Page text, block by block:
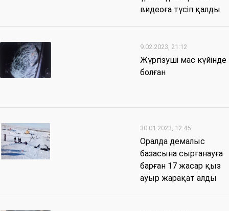
видеоға түсіп қалды
9.02.2023, 21:12
Жүргізуші мас күйінде
болған
30.01.2023, 12:45
Оралда демалыс
базасына сырғанауға
барған 17 жасар қыз
ауыр жарақат алды